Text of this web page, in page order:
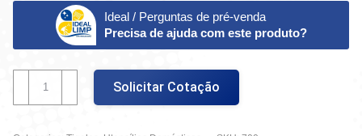
Ideal / Perguntas de pré-venda
Precisa de ajuda com este produto?
Redonda
Estampada
Solicitar Cotação